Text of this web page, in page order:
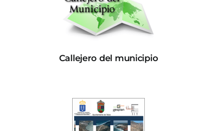
Callejero del municipio